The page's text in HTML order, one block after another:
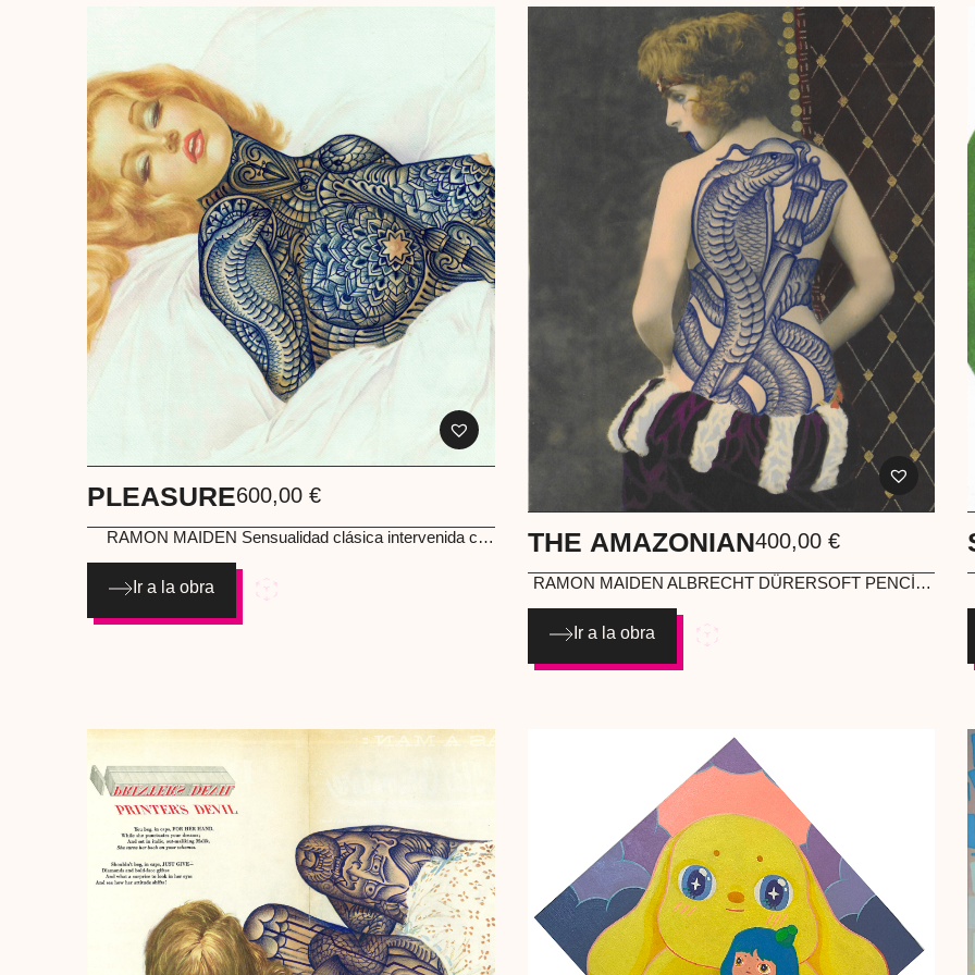
PLEASURE600,00 €
RAMON MAIDEN
se convierte en armadura simbólica: patrones y
estructuras que hablan de deseo, poder y
antropológico conviven sin pedir permiso. Albrecht
Ir a la obra
THE AMAZONIAN400,00 €
RAMON MAIDEN ALBRECHT DÜRERSOFT PENCİLS
Ir a la obra